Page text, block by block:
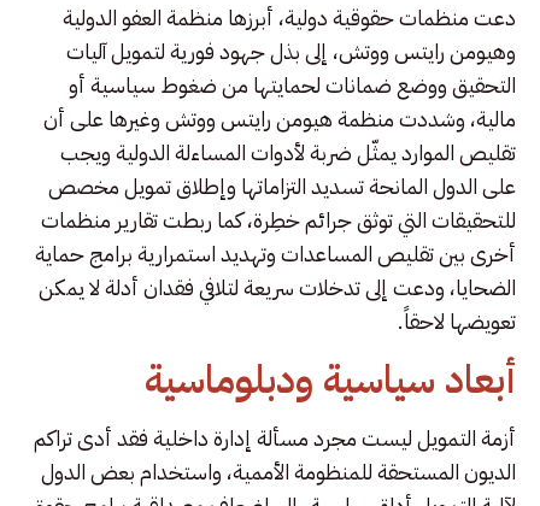
دعت منظمات حقوقية دولية، أبرزها منظمة العفو الدولية
وهيومن رايتس ووتش، إلى بذل جهود فورية لتمويل آليات
التحقيق ووضع ضمانات لحمايتها من ضغوط سياسية أو
مالية، وشددت منظمة هيومن رايتس ووتش وغيرها على أن
تقليص الموارد يمثّل ضربة لأدوات المساءلة الدولية ويجب
على الدول المانحة تسديد التزاماتها وإطلاق تمويل مخصص
للتحقيقات التي توثق جرائم خطِرة، كما ربطت تقارير منظمات
أخرى بين تقليص المساعدات وتهديد استمرارية برامج حماية
الضحايا، ودعت إلى تدخلات سريعة لتلافي فقدان أدلة لا يمكن
تعويضها لاحقاً.
أبعاد سياسية ودبلوماسية
أزمة التمويل ليست مجرد مسألة إدارة داخلية فقد أدى تراكم
الديون المستحقة للمنظومة الأممية، واستخدام بعض الدول